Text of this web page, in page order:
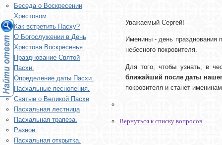
Беседа о Воскресении
Христовом.
Как встретить Пасху?
О Богослужении в День
Христова Воскресенья.
Празднование Святой
Пасхи.
Определение даты Пасхи.
Пасхальные песнопения.
Святые о Великой Пасхе
Пасхальная лестница
Пасхальная трапеза.
Разное.
Пасхальная открытка.
Уважаемый Сергей!
Именины - день празднования
небесного покровителя.
Для того, чтобы узнать, в
ближайший после даты
покровителя и станет
Вернуться к списку вопросов